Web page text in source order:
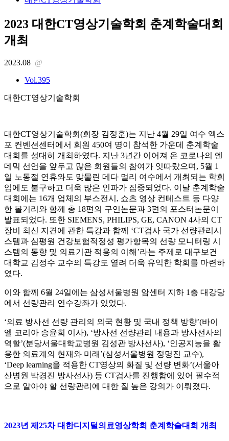
2023 대한CT영상기술학회 춘계학술대회
개최
2023.08 @
Vol.395
대한CT영상기술학회
대한CT영상기술학회(회장 김정훈)는 지난 4월 29일 여수 엑스
포 컨벤션센터에서 회원 450여 명이 참석한 가운데 춘계학술
대회를 성대히 개최하였다. 지난 3년간 이어져 온 코로나의 엔
데믹 선언을 앞두고 많은 회원들의 참여가 잇따랐으며, 5월 1
일 노동절 연휴와도 맞물린 데다 멀리 여수에서 개최되는 학회
임에도 불구하고 더욱 많은 인파가 집중되었다. 이날 춘계학술
대회에는 16개 업체의 부스전시, 쇼츠 영상 컨테스트 등 다양
한 볼거리와 함께 총 18편의 구연논문과 3편의 포스터논문이
발표되었다. 또한 SIEMENS, PHILIPS, GE, CANON 4사의 CT
장비 최신 지견에 관한 특강과 함께 ‘CT검사 국가 선량관리시
스템과 심평원 건강보험적정성 평가항목의 선량 모니터링 시
스템의 동향 및 의료기관 적용의 이해’라는 주제로 대구보건
대학교 김정수 교수의 특강도 열려 더욱 유익한 학회를 마련하
였다.
이와 함께 6월 24일에는 삼성서울병원 암센터 지하 1층 대강당
에서 선량관리 연수강좌가 있었다.
‘의료 방사선 선량 관리의 외국 현황 및 국내 정책 방향’(바이
엘 코리아 송윤희 이사), ‘방사선 선량관리 내용과 방사선사의
역할’(분당서울대학교병원 김성관 방사선사), ‘인공지능을 활
용한 의료계의 현재와 미래’(삼성서울병원 정명진 교수),
‘Deep learning을 적용한 CT영상의 화질 및 선량 변화’(서울아
산병원 박경진 방사선사) 등 CT검사를 진행함에 있어 필수적
으로 알아야 할 선량관리에 대한 질 높은 강의가 이뤄졌다.
2023년 제25차 대한디지털의료영상학회 춘계학술대회 개최